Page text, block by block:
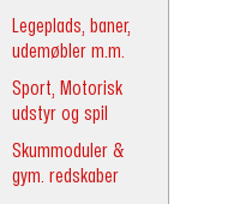
Legeplads, baner,
udemøbler m.m.
Sport, Motorisk
udstyr og spil
Skummoduler &
gym. redskaber